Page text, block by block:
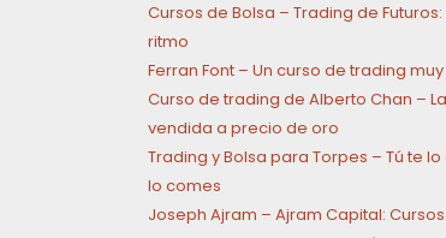
Cursos de Bolsa – Trading de
ritmo
Ferran Font – Un curso de trading
Curso de trading de Alberto Chan –
vendida a precio de oro
Trading y Bolsa para Torpes – Tú te lo
lo comes
Joseph Ajram – Ajram Capital: Cursos